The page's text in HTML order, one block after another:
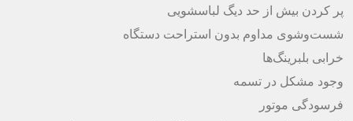
پر کردن بیش از حد دیگ لباسشویی
شست‌وشوی مداوم بدون استراحت دستگاه
خرابی بلبرینگ‌ها
وجود مشکل در تسمه
فرسودگی موتور